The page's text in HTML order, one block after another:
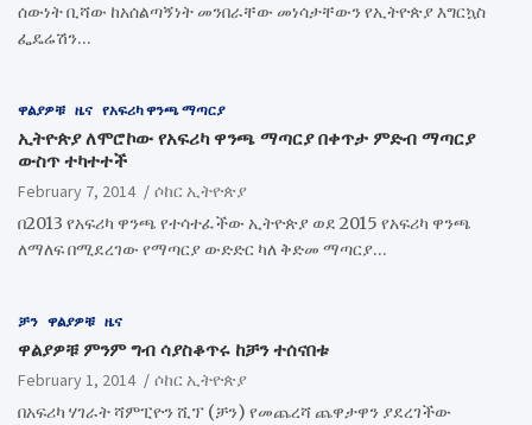
ሰውነት ቢሻው ከአሰልጣኝነት መንበራቸው መነሳታቸውን የኢትዮጵያ እግርኳስ
ፌዴሬሽን…
ዋልያዎቹ ዜና የአፍሪካ ዋንጫ ማጣርያ
ኢትዮጵያ ለሞሮኮው የአፍሪካ ዋንጫ ማጣርያ በቀጥታ ምድብ ማጣርያ
ውስጥ ተካተተች
February 7, 2014
ሶከር ኢትዮጵያ
በ2013 የአፍሪካ ዋንጫ የተሳተፈችው ኢትዮጵያ ወደ 2015 የአፍሪካ ዋንጫ
ለማለፍ በሚደረገው የማጣርያ ውድድር ካለ ቅድመ ማጣርያ…
ቻን ዋልያዎቹ ዜና
ዋልያዎቹ ምንም ግብ ሳያስቆጥሩ ከቻን ተሰናበቱ
February 1, 2014
ሶከር ኢትዮጵያ
በአፍሪካ ሃገራት ሻምፒዮን ሺፕ (ቻን) የመጨረሻ ጨዋታዋን ያደረገችው